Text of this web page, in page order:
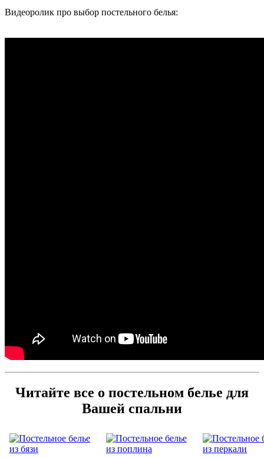
Видеоролик про выбор постельного белья:
Читайте все о постельном белье для
Вашей спальни